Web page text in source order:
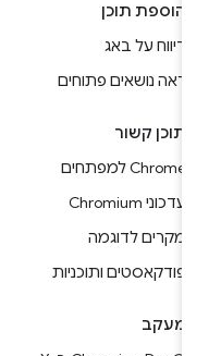
הוספת תוכן
דיווח על באג
ראה נושאים פתוחים
תוכן קשור
Chrome למפתחים
עדכוני Chromium
מקרים לדוגמה
פודקאסטים ותוכניות
מעקב